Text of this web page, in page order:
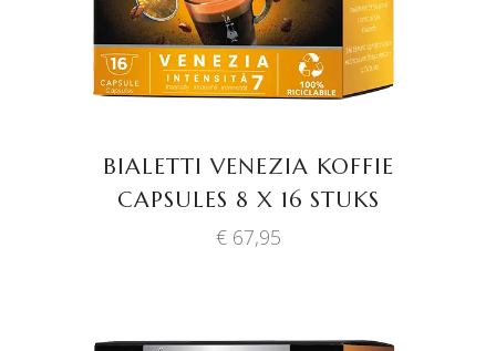
BIALETTI VENEZIA KOFFIE
CAPSULES 8 X 16 STUKS
€67,95